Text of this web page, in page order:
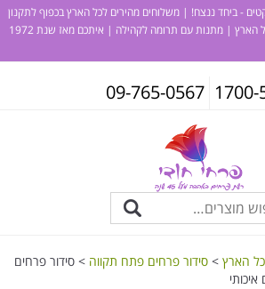
- ביחד ננצח! | משלוחים מהירים לכל הארץ בכפוף לתקנון
הארץ | מתנות עם תרומה לקהילה | איתכם מאז שנת 1972
1700-
09-765-0567
הארץ > סידור פרחים פתח תקווה > סידור פרחים